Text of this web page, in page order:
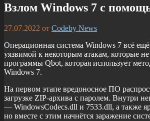
Взлом Windows 7 с
27.07.2022 от Codeby News
Операционная система Windows 7 всё ещё
уязвимой к некоторым атакам, которые
программы Qbot, которая использует
Windows 7.
На первом этапе вредоносное ПО
загрузке ZIP-архива с паролем. Внутри
— WindowsCodecs.dll и 7533.dll, а также
но вместе с этим начнётся заражение